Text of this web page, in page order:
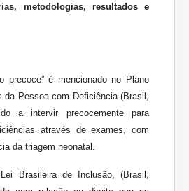
metodologias, resultados e
precoce” é mencionado no Plano
da Pessoa com Deficiência (Brasil,
a intervir precocemente para
através de exames, com
da triagem neonatal.
Brasileira de Inclusão, (Brasil,